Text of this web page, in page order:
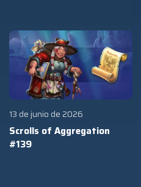
13 de junio de 2026
Scrolls of Aggregation
#139